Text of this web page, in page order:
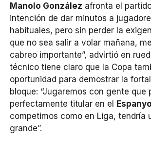
Manolo González afronta el
intención de dar minutos a
habituales, pero sin perder la
que no sea salir a volar mañana,
cabreo importante”, advirtió en
técnico tiene claro que la Copa
oportunidad para demostrar la
bloque: “Jugaremos con gente que
perfectamente titular en el
competimos como en Liga, tendría
grande”.